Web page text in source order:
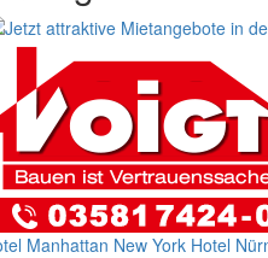
Manhattan New York Hotel